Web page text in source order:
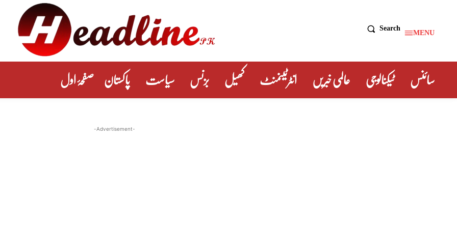
MENU
Search
سائنس ٹیکنالوجی عالمی خبریں انٹرٹینمنٹ کھیل بزنس سیاست پاکستان صفحۂ اول
-Advertisement-